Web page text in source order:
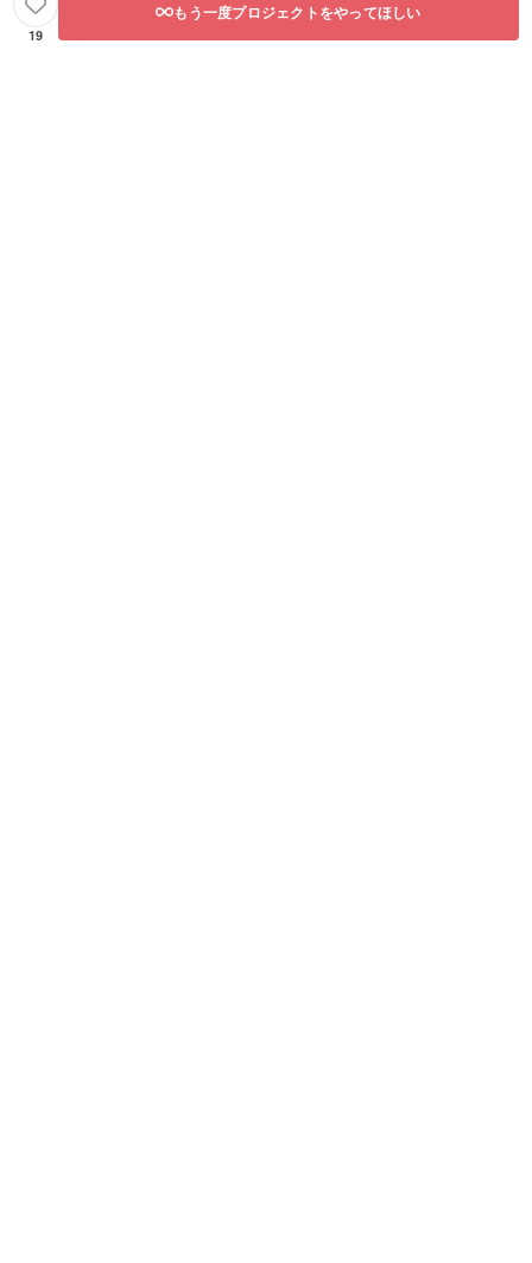
19
もう一度プロジェクトをやってほしい